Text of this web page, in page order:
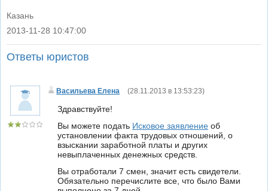
Казань
|
2013-11-28 10:47:00
Ответы юристов
Васильева Елена (28.11.2013 в 13:53:23)
Здравствуйте!
Вы можете подать Исковое заявление об
установлении факта трудовых отношений, о
взыскании заработной платы и других
невыплаченных денежных средств.
Вы отработали 7 смен, значит есть свидетели.
Обязательно перечислите все, что было Вами